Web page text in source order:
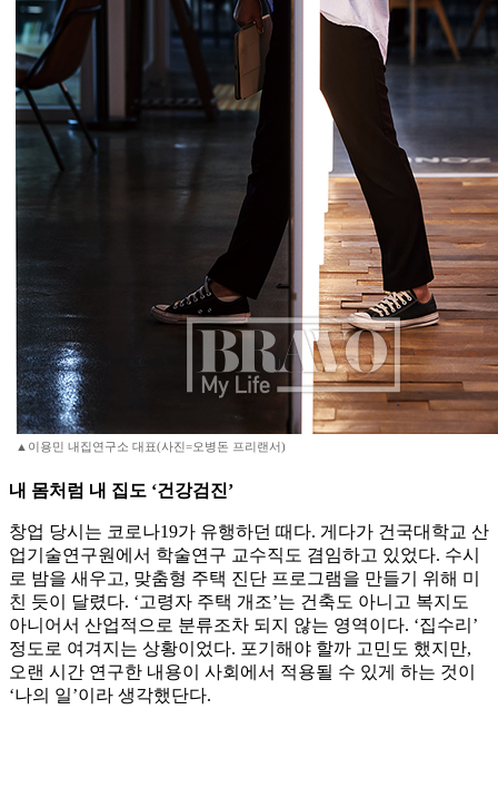
▲이용민 내집연구소 대표(사진=오병돈 프리랜서)
내 몸처럼 내 집도 ‘건강검진’
창업 당시는 코로나19가 유행하던 때다. 게다가 건국대학교 산
업기술연구원에서 학술연구 교수직도 겸임하고 있었다. 수시
로 밤을 새우고, 맞춤형 주택 진단 프로그램을 만들기 위해 미
친 듯이 달렸다. ‘고령자 주택 개조’는 건축도 아니고 복지도
아니어서 산업적으로 분류조차 되지 않는 영역이다. ‘집수리’
정도로 여겨지는 상황이었다. 포기해야 할까 고민도 했지만,
오랜 시간 연구한 내용이 사회에서 적용될 수 있게 하는 것이
‘나의 일’이라 생각했단다.